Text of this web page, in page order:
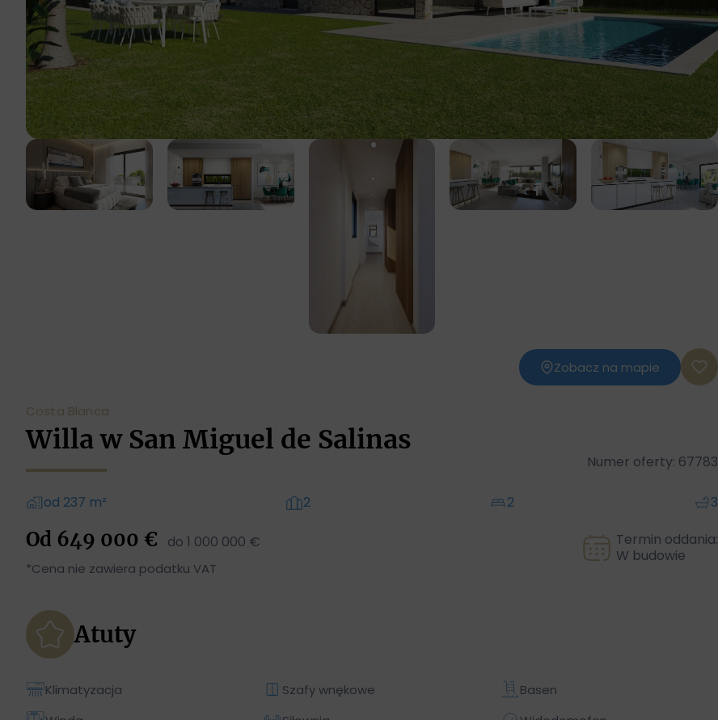
Zobacz na mapie
Costa Blanca
Willa w San Miguel de Salinas
Numer oferty: 67783
od 237 m² 2 2 3
Od 649 000 € do 1 000 000 €
*Cena nie zawiera podatku VAT
Termin oddania:
W budowie
Atuty
Klimatyzacja Szafy wnękowe
Basen